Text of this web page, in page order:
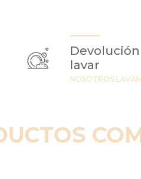
lavar
NOSOTROS